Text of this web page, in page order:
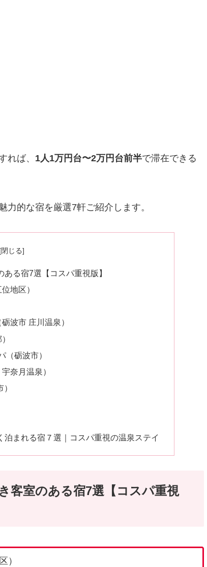
れば、 1人1万円台〜2万円台前半で滞在できる
的な宿を厳選7軒ご紹介します。
る宿7選【コスパ重視版】
地区）
波市 庄川温泉）
砺波市）
奈月温泉）
泊まれる宿７選｜コスパ重視の温泉ステイ
客室のある宿7選【コスパ重視
）